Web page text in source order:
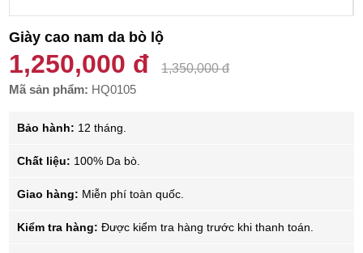
Giày cao nam da bò lộ
1,250,000 đ
1,350,000 đ
Mã sản phẩm: HQ0105
Bảo hành: 12 tháng.
Chất liệu: 100% Da bò.
Giao hàng: Miễn phí toàn quốc.
Kiểm tra hàng: Được kiểm tra hàng trước khi thanh toán.